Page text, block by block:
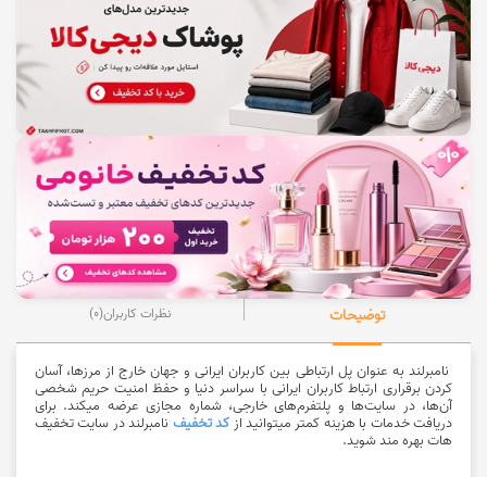
توضیحات نظرات کاربران(0)
نامبرلند به عنوان پل ارتباطی بین کاربران ایرانی و جهان خارج از مرزها، آسان
کردن برقراری ارتباط کاربران ایرانی با سراسر دنیا و حفظ امنیت حریم شخصی
آن‌ها، در سایت‌ها و پلتفرم‌های خارجی، شماره مجازی عرضه میکند. برای
دریافت خدمات با هزینه کمتر میتوانید از کد تخفیف نامبرلند در سایت تخفیف
هات بهره مند شوید.